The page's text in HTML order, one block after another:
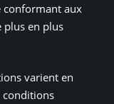
aux
plus en plus
varient en
conditions